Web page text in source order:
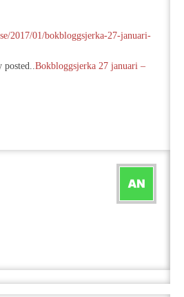
2017/01/bokbloggsjerka-27-januari-
posted..Bokbloggsjerka 27 januari –